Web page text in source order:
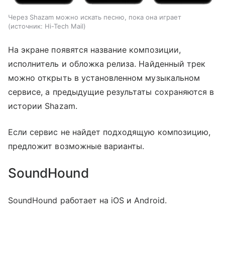
Через Shazam можно искать песню, пока она играет
источник: Hi-Tech Mail
На экране появятся название композиции,
исполнитель и обложка релиза. Найденный трек
можно открыть в установленном музыкальном
сервисе, а предыдущие результаты сохраняются в
истории Shazam.
Если сервис не найдет подходящую композицию,
предложит возможные варианты.
SoundHound
SoundHound работает на iOS и Android.